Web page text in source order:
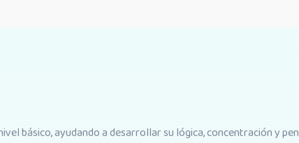
básico, ayudando a desarrollar su lógica, concentración y